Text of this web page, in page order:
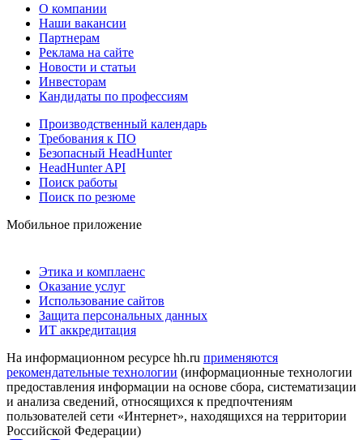
О компании
Наши вакансии
Партнерам
Реклама на сайте
Новости и статьи
Инвесторам
Кандидаты по профессиям
Производственный календарь
Требования к ПО
Безопасный HeadHunter
HeadHunter API
Поиск работы
Поиск по резюме
Мобильное приложение
Этика и комплаенс
Оказание услуг
Использование сайтов
Защита персональных данных
ИТ аккредитация
На информационном ресурсе hh.ru применяются
рекомендательные технологии (информационные технологии
предоставления информации на основе сбора, систематизации
и анализа сведений, относящихся к предпочтениям
пользователей сети «Интернет», находящихся на территории
Российской Федерации)